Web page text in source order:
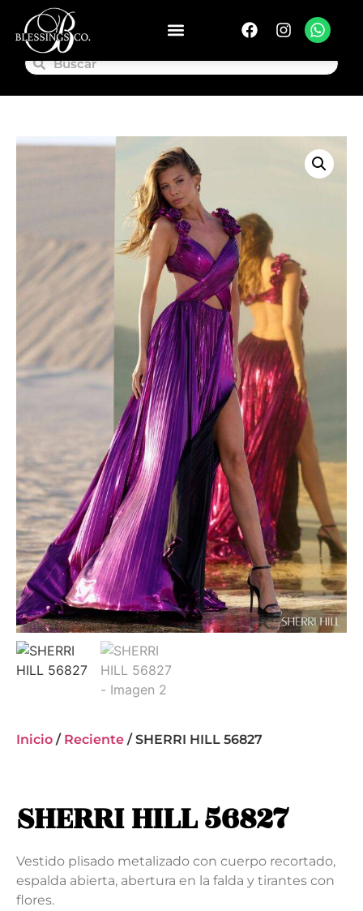
Inicio / Reciente / SHERRI HILL 56827
SHERRI HILL 56827
Vestido plisado metalizado con cuerpo recortado,
espalda abierta, abertura en la falda y tirantes con
flores.